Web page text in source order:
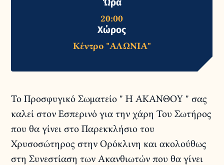
20:00
Χώρος
Kέντρο "ΑΛΩΝΙΑ"
Το Προσφυγικό Σωματείο " Η ΑΚΑΝΘΟΥ " σας
καλεί στον Εσπερινό για την χάρη Του Σωτήρος
που θα γίνει στο Παρεκκλήσιο του
Χρυσοσώτηρος στην Ορόκλινη και ακολούθως
στη Συνεστίαση των Ακανθιωτών που θα γίνει